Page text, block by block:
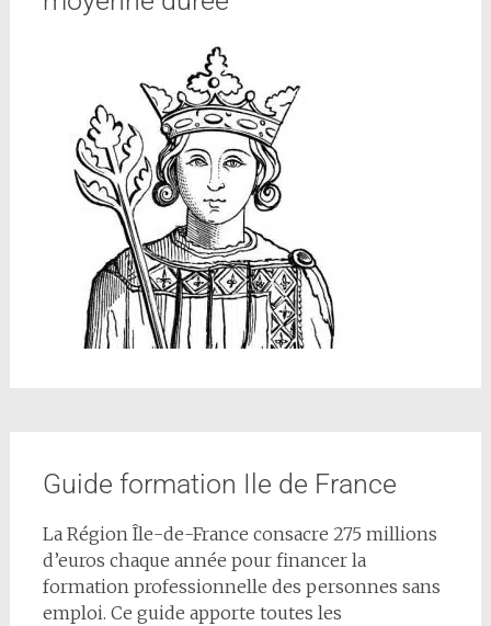
Guide formation Ile de France
La Région Île-de-France consacre 275 millions
d’euros chaque année pour financer la
formation professionnelle des personnes sans
emploi. Ce guide apporte toutes les